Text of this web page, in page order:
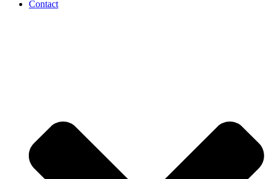
Contact